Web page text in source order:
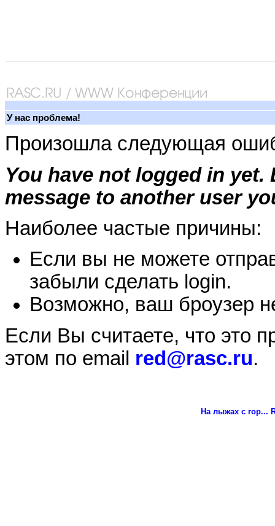
У нас проблема!
Произошла следующая
You have not logged in
message to another user
Наиболее частые причины:
Если вы не можете
забыли сделать login.
Возможно, ваш броузер
Если Вы считаете, что это
этом по email red@rasc.ru.
На лыжах с гор...